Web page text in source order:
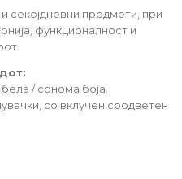
секојдневни предмети, при
функционалност и
/ сонома боја.
со вклучен соодветен